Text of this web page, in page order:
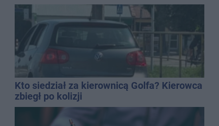
Kto siedział za kierownicą Golfa? Kierowca
zbiegł po kolizji